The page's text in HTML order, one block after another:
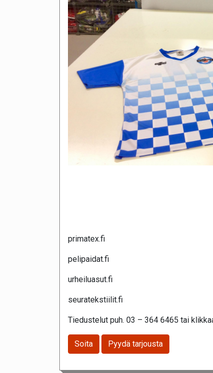
primatex.fi
pelipaidat.fi
urheiluasut.fi
seuratekstiilit.fi
Tiedustelut puh. 03 – 364 6465 tai
Soita Pyydä tarjousta